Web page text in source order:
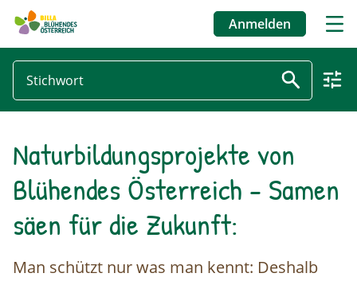
Direkt
zum
Inhalt
Benutzermenü
Anmelden
Naturbildungsprojekte von
Blühendes Österreich - Samen
säen für die Zukunft:
Man schützt nur was man kennt: Deshalb